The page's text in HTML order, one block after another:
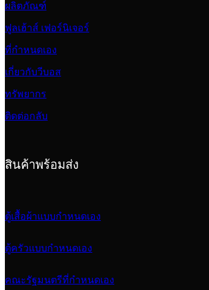
ผลิตภัณฑ์
ฟูลเฮ้าส์ เฟอร์นิเจอร์
ที่กำหนดเอง
เกี่ยวกับวีบอส
ทรัพยากร
ติดต่อกลับ
สินค้าพร้อมส่ง
ตู้เสื้อผ้าแบบกำหนดเอง
ตู้ครัวแบบกำหนดเอง
คณะรัฐมนตรีที่กำหนดเอง